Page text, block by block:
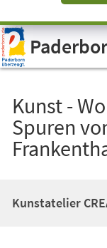
Visuelle
Assistenzsoftware
öffnen.
Kunst -
Spuren
Kunstatelier